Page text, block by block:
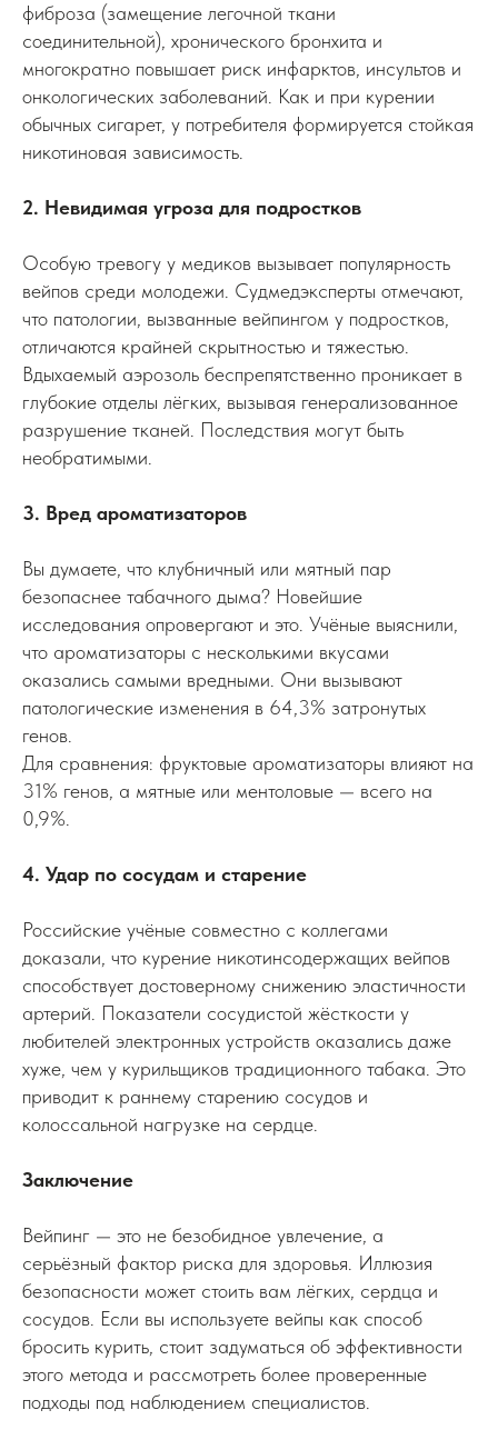
фиброза (замещение легочной ткани
соединительной), хронического бронхита и
многократно повышает риск инфарктов, инсультов и
онкологических заболеваний. Как и при курении
обычных сигарет, у потребителя формируется стойкая
никотиновая зависимость.
2. Невидимая угроза для подростков
Особую тревогу у медиков вызывает популярность
вейпов среди молодежи. Судмедэксперты отмечают,
что патологии, вызванные вейпингом у подростков,
отличаются крайней скрытностью и тяжестью.
Вдыхаемый аэрозоль беспрепятственно проникает в
глубокие отделы лёгких, вызывая генерализованное
разрушение тканей. Последствия могут быть
необратимыми.
3. Вред ароматизаторов
Вы думаете, что клубничный или мятный пар
безопаснее табачного дыма? Новейшие
исследования опровергают и это. Учёные выяснили,
что ароматизаторы с несколькими вкусами
оказались самыми вредными. Они вызывают
патологические изменения в 64,3% затронутых
генов.
Для сравнения: фруктовые ароматизаторы влияют на
31% генов, а мятные или ментоловые — всего на
0,9%.
4. Удар по сосудам и старение
Российские учёные совместно с коллегами
доказали, что курение никотинсодержащих вейпов
способствует достоверному снижению эластичности
артерий. Показатели сосудистой жёсткости у
любителей электронных устройств оказались даже
хуже, чем у курильщиков традиционного табака. Это
приводит к раннему старению сосудов и
колоссальной нагрузке на сердце.
Заключение
Вейпинг — это не безобидное увлечение, а
серьёзный фактор риска для здоровья. Иллюзия
безопасности может стоить вам лёгких, сердца и
сосудов. Если вы используете вейпы как способ
бросить курить, стоит задуматься об эффективности
этого метода и рассмотреть более проверенные
подходы под наблюдением специалистов.